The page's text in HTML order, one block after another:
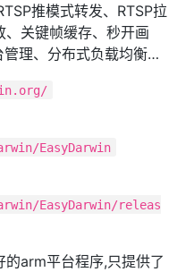
推模式转发、RTSP拉
关键帧缓存、秒开画
管理、分布式负载均衡…
EasyDarwin
EasyDarwin/releas
arm平台程序,只提供了